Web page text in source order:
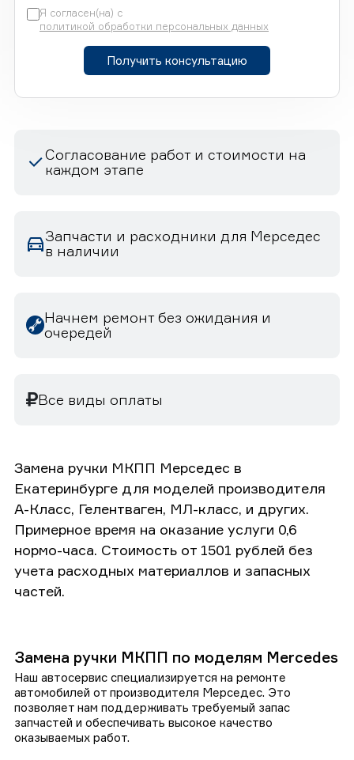
Я согласен(на) с
политикой обработки персональных данных
Получить консультацию
Согласование работ и стоимости на
каждом этапе
Запчасти и расходники для Мерседес
в наличии
Начнем ремонт без ожидания и
очередей
Все виды оплаты
Замена ручки МКПП Мерседес в
Екатеринбурге для моделей производителя
А-Класс, Гелентваген, МЛ-класс, и других.
Примерное время на оказание услуги 0,6
нормо-часа. Стоимость от 1501 рублей без
учета расходных материаллов и запасных
частей.
Замена ручки МКПП по моделям Mercedes
Наш автосервис специализируется на ремонте
автомобилей от производителя Мерседес. Это
позволяет нам поддерживать требуемый запас
запчастей и обеспечивать высокое качество
оказываемых работ.